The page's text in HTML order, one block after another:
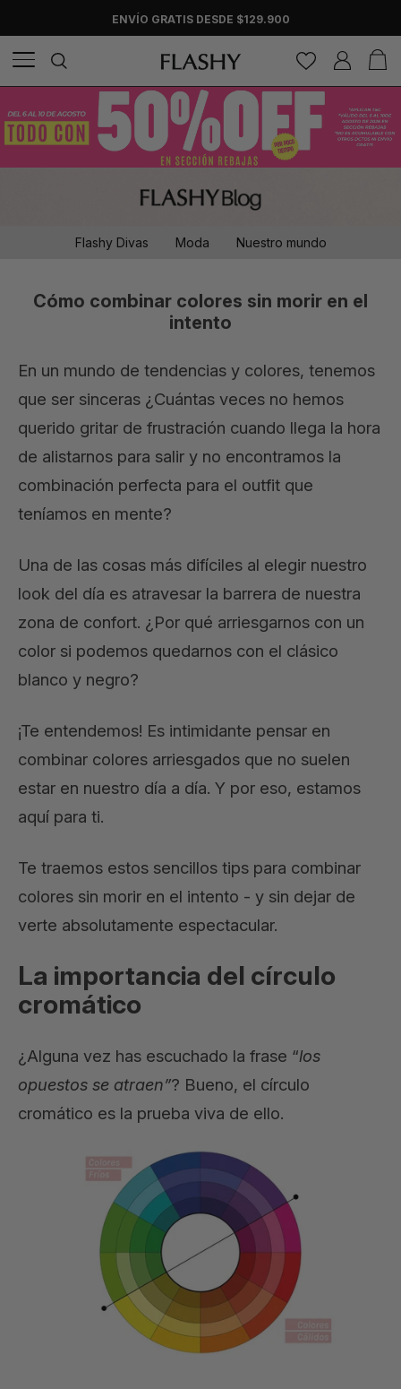
ENVÍO GRATIS DESDE $129.900
Flashy Divas Moda Nuestro mundo
Cómo combinar colores sin morir en el
intento
En un mundo de tendencias y colores, tenemos
que ser sinceras ¿Cuántas veces no hemos
querido gritar de frustración cuando llega la hora
de alistarnos para salir y no encontramos la
combinación perfecta para el outfit que
teníamos en mente?
Una de las cosas más difíciles al elegir nuestro
look del día es atravesar la barrera de nuestra
zona de confort. ¿Por qué arriesgarnos con un
color si podemos quedarnos con el clásico
blanco y negro?
¡Te entendemos! Es intimidante pensar en
combinar colores arriesgados que no suelen
estar en nuestro día a día. Y por eso, estamos
aquí para ti.
Te traemos estos sencillos tips para combinar
colores sin morir en el intento - y sin dejar de
verte absolutamente espectacular.
La importancia del círculo
cromático
¿Alguna vez has escuchado la frase “los
opuestos se atraen”? Bueno, el círculo
cromático es la prueba viva de ello.